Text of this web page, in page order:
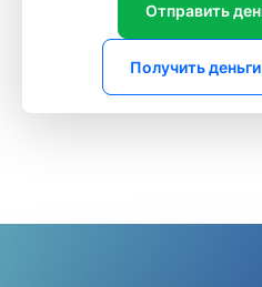
Отправить
Получить